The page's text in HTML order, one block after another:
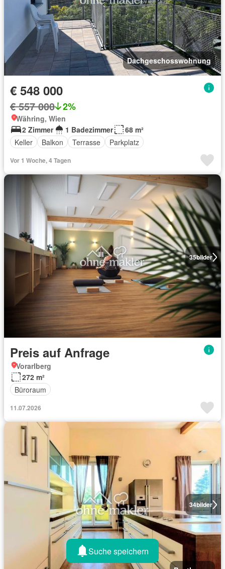
Dachgeschosswohnung
€ 548 000
€ 557 000 2%
Währing, Wien
2 Zimmer
1 Badezimmer
68 m²
Keller
Balkon Terrasse Parkplatz
Vor 1 Woche, 4 Tagen
35bilder
Preis auf Anfrage
Vorarlberg
272 m²
Büroraum
11.07.2026
34bilder
Suche speichern